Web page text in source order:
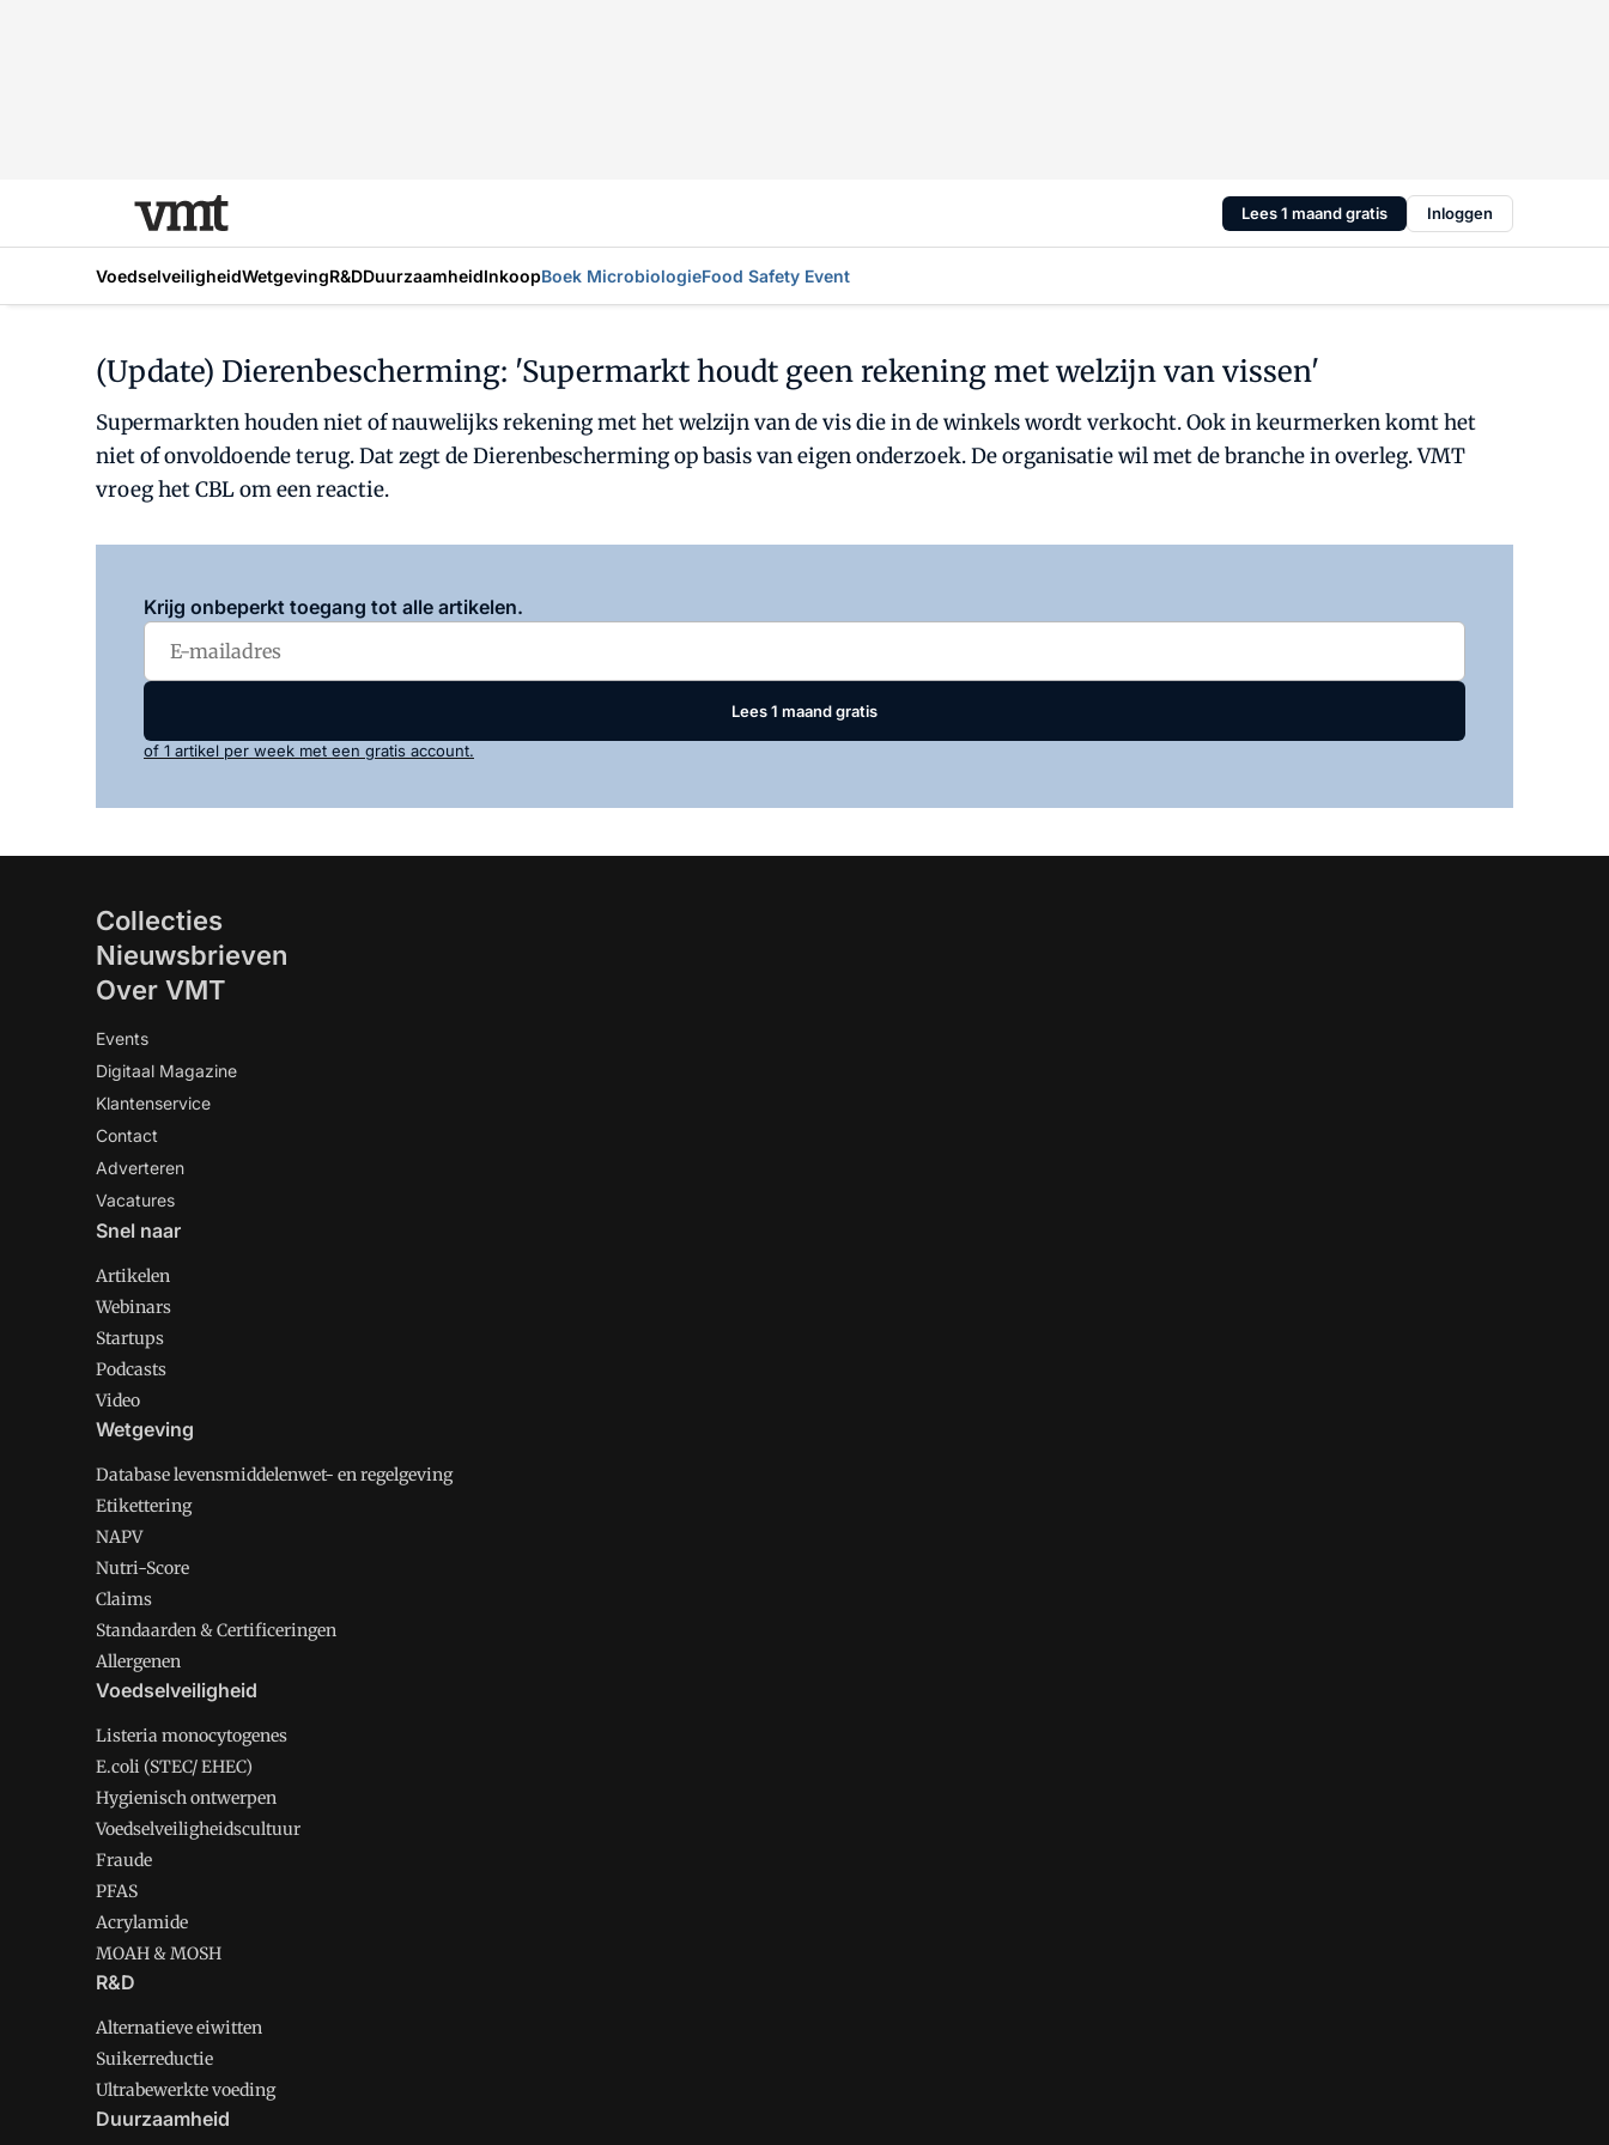
Lees 1 maand gratis Inloggen
VoedselveiligheidWetgevingR&DDuurzaamheidInkoopBoek MicrobiologieFood Safety Event
(Update) Dierenbescherming: 'Supermarkt houdt geen rekening met welzijn van vissen'
Supermarkten houden niet of nauwelijks rekening met het welzijn van de vis die in de winkels wordt verkocht. Ook in keurmerken komt het
niet of onvoldoende terug. Dat zegt de Dierenbescherming op basis van eigen onderzoek. De organisatie wil met de branche in overleg. VMT
vroeg het CBL om een reactie.
Krijg onbeperkt toegang tot alle artikelen.
Lees 1 maand gratis
of 1 artikel per week met een gratis account.
Collecties
Nieuwsbrieven
Over VMT
Events
Digitaal Magazine
Klantenservice
Contact
Adverteren
Vacatures
Snel naar
Artikelen
Webinars
Startups
Podcasts
Video
Wetgeving
Database levensmiddelenwet- en regelgeving
Etikettering
NAPV
Nutri-Score
Claims
Standaarden & Certificeringen
Allergenen
Voedselveiligheid
Listeria monocytogenes
E.coli (STEC/ EHEC)
Hygienisch ontwerpen
Voedselveiligheidscultuur
Fraude
PFAS
Acrylamide
MOAH & MOSH
R&D
Alternatieve eiwitten
Suikerreductie
Ultrabewerkte voeding
Duurzaamheid